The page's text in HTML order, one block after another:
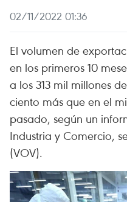
02/11/2022 01:36
El volumen de
en los primeros 10
a los 313 mil millones
ciento más que en el
pasado, según un
Industria y Comercio,
(VOV).